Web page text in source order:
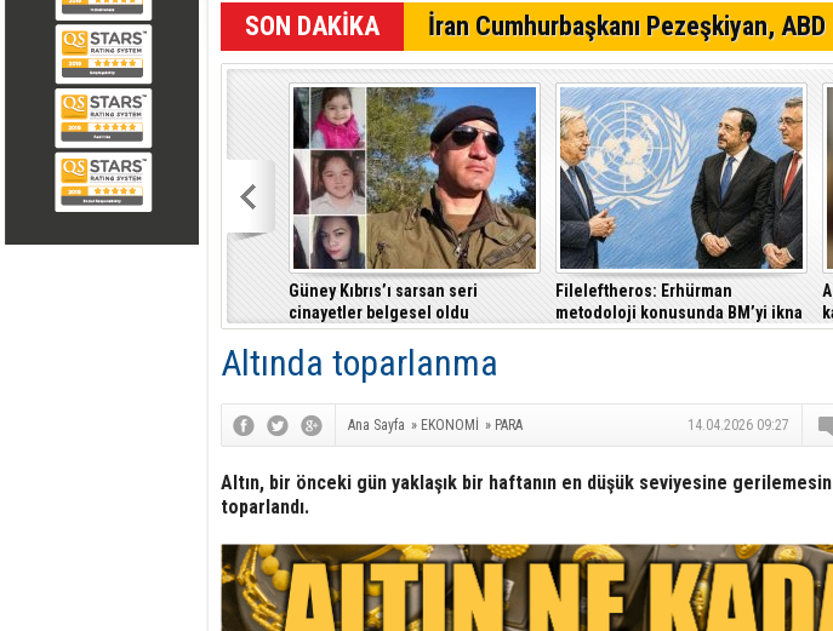
Eğlence mekanına
Trafik
SON DAKİKA İran Cumhurbaşkanı Pezeşkiyan,
Güney Kıbrıs’ı sarsan seri
cinayetler belgesel oldu
Fileleftheros: Erhürman
metodoloji konusunda BM’yi ikna
etti
Altında toparlanma
Ana Sayfa » EKONOMİ » PARA 14.04.2026 09:27
Altın, bir önceki gün yaklaşık bir haftanın en düşük seviyesine
toparlandı.